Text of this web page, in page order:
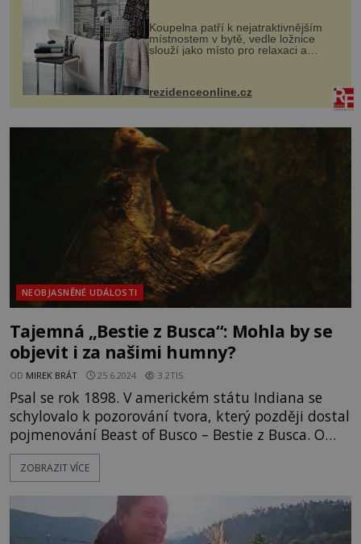
Koupelna patří k nejatraktivnějším
místnostem v bytě, vedle ložnice
slouží jako místo pro relaxaci a
odpočinek. Koupelnový textil –
ručníky, osušky a koberečky –
mohou jako mávnutím kouzelného
proutku...
rezidenceonline.cz
NEOBJASNĚNÉ UDÁLOSTI
Tajemná „Bestie z Busca“: Mohla by se
objevit i za našimi humny?
OD MIREK BRÁT 25.6.2024 3.2TIS
Psal se rok 1898. V americkém státu Indiana se
schylovalo k pozorování tvora, který později dostal
pojmenování Beast of Busco – Bestie z Busca. O
jaké zvíře se mohlo jednat? Máme se ho bát i v
České republice? V inkriminovaný rok 1898 tvrdil
Churubusco spatřil obří želvu děsivého vzhledu.
Připomínala net
ZOBRAZIT VÍCE